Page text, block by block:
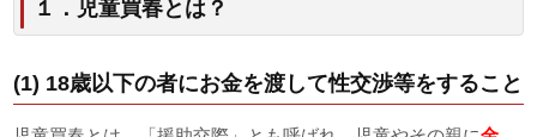
１．児童買春とは？
(1) 18歳以下の者にお金を渡して性交渉等をすること